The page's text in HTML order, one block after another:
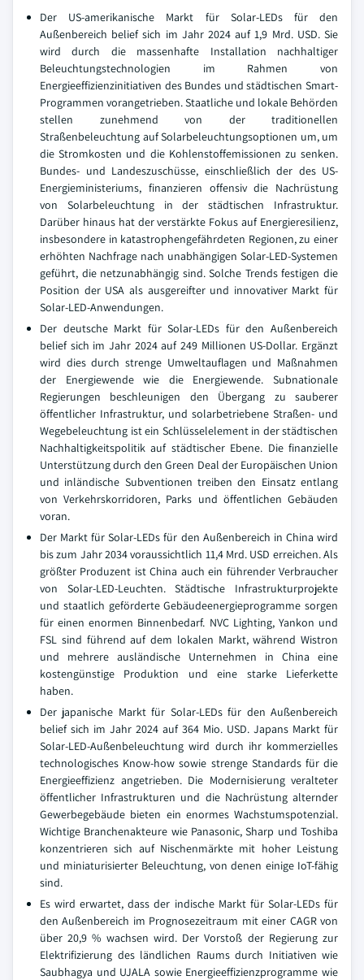
Der US-amerikanische Markt für Solar-LEDs für den
Außenbereich belief sich im Jahr 2024 auf 1,9 Mrd. USD. Sie
wird durch die massenhafte Installation nachhaltiger
Beleuchtungstechnologien im Rahmen von
Energieeffizienzinitiativen des Bundes und städtischen Smart-
Programmen vorangetrieben. Staatliche und lokale Behörden
stellen zunehmend von der traditionellen
Straßenbeleuchtung auf Solarbeleuchtungsoptionen um, um
die Stromkosten und die Kohlenstoffemissionen zu senken.
Bundes- und Landeszuschüsse, einschließlich der des US-
Energieministeriums, finanzieren offensiv die Nachrüstung
von Solarbeleuchtung in der städtischen Infrastruktur.
Darüber hinaus hat der verstärkte Fokus auf Energieresilienz,
insbesondere in katastrophengefährdeten Regionen, zu einer
erhöhten Nachfrage nach unabhängigen Solar-LED-Systemen
geführt, die netzunabhängig sind. Solche Trends festigen die
Position der USA als ausgereifter und innovativer Markt für
Solar-LED-Anwendungen.
Der deutsche Markt für Solar-LEDs für den Außenbereich
belief sich im Jahr 2024 auf 249 Millionen US-Dollar. Ergänzt
wird dies durch strenge Umweltauflagen und Maßnahmen
der Energiewende wie die Energiewende. Subnationale
Regierungen beschleunigen den Übergang zu sauberer
öffentlicher Infrastruktur, und solarbetriebene Straßen- und
Wegebeleuchtung ist ein Schlüsselelement in der städtischen
Nachhaltigkeitspolitik auf städtischer Ebene. Die finanzielle
Unterstützung durch den Green Deal der Europäischen Union
und inländische Subventionen treiben den Einsatz entlang
von Verkehrskorridoren, Parks und öffentlichen Gebäuden
voran.
Der Markt für Solar-LEDs für den Außenbereich in China wird
bis zum Jahr 2034 voraussichtlich 11,4 Mrd. USD erreichen. Als
größter Produzent ist China auch ein führender Verbraucher
von Solar-LED-Leuchten. Städtische Infrastrukturprojekte
und staatlich geförderte Gebäudeenergieprogramme sorgen
für einen enormen Binnenbedarf. NVC Lighting, Yankon und
FSL sind führend auf dem lokalen Markt, während Wistron
und mehrere ausländische Unternehmen in China eine
kostengünstige Produktion und eine starke Lieferkette
haben.
Der japanische Markt für Solar-LEDs für den Außenbereich
belief sich im Jahr 2024 auf 364 Mio. USD. Japans Markt für
Solar-LED-Außenbeleuchtung wird durch ihr kommerzielles
technologisches Know-how sowie strenge Standards für die
Energieeffizienz angetrieben. Die Modernisierung veralteter
öffentlicher Infrastrukturen und die Nachrüstung alternder
Gewerbegebäude bieten ein enormes Wachstumspotenzial.
Wichtige Branchenakteure wie Panasonic, Sharp und Toshiba
konzentrieren sich auf Nischenmärkte mit hoher Leistung
und miniaturisierter Beleuchtung, von denen einige IoT-fähig
sind.
Es wird erwartet, dass der indische Markt für Solar-LEDs für
den Außenbereich im Prognosezeitraum mit einer CAGR von
über 20,9 % wachsen wird. Der Vorstoß der Regierung zur
Elektrifizierung des ländlichen Raums durch Initiativen wie
Saubhagya und UJALA sowie Energieeffizienzprogramme wie